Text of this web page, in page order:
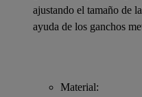
ajustando el tamaño de
ayuda de los ganchos
Material: